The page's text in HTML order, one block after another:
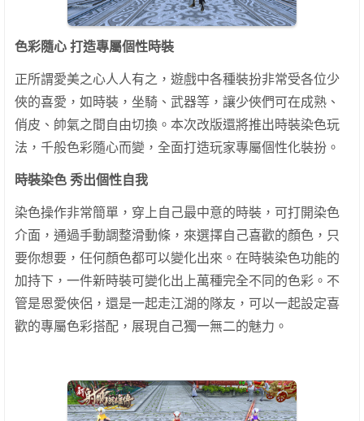
色彩隨心 打造專屬個性時裝
正所謂愛美之心人人有之，遊戲中各種裝扮非常受各位少
俠的喜愛，如時裝，坐騎、武器等，讓少俠們可在成熟、
俏皮、帥氣之間自由切換。本次改版還將推出時裝染色玩
法，千般色彩隨心而變，全面打造玩家專屬個性化裝扮。
時裝染色 秀出個性自我
染色操作非常簡單，穿上自己最中意的時裝，可打開染色
介面，通過手動調整滑動條，來選擇自己喜歡的顏色，只
要你想要，任何顏色都可以變化出來。在時裝染色功能的
加持下，一件新時裝可變化出上萬種完全不同的色彩。不
管是恩愛俠侶，還是一起走江湖的隊友，可以一起設定喜
歡的專屬色彩搭配，展現自己獨一無二的魅力。